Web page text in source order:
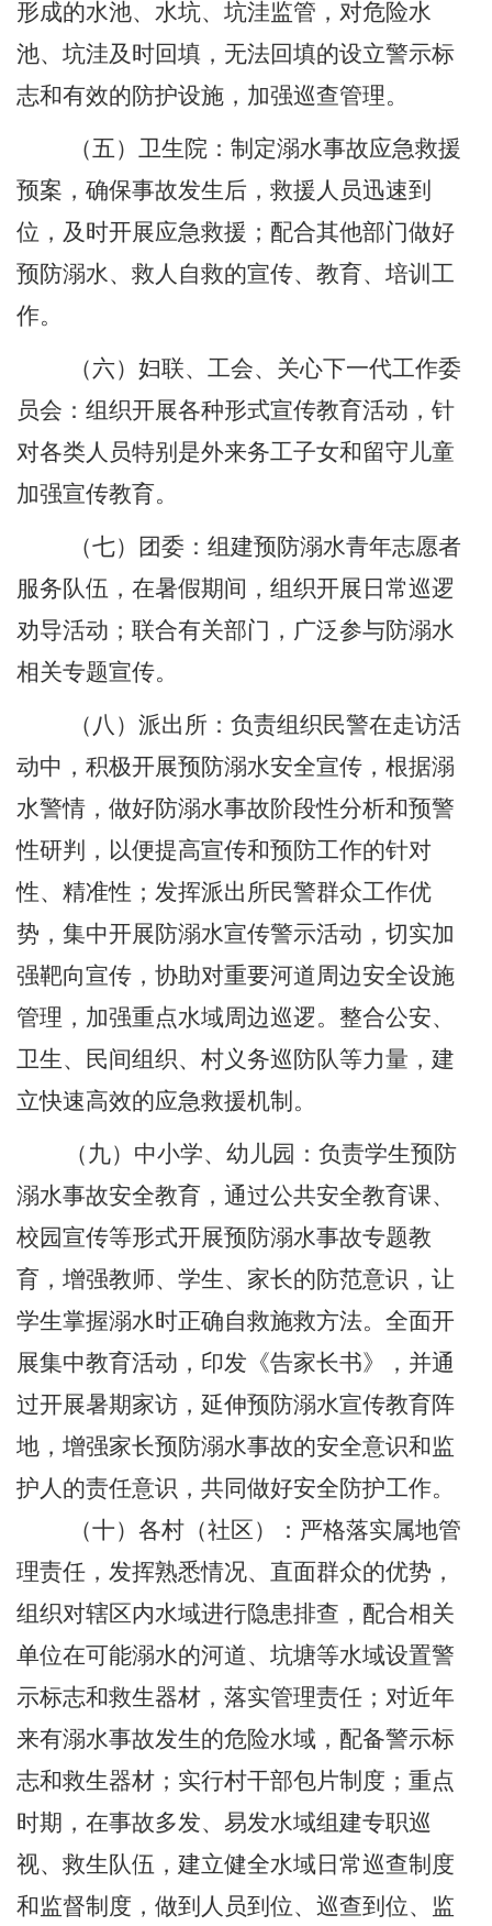
形成的水池、水坑、坑洼监管，对危险水
池、坑洼及时回填，无法回填的设立警示标
志和有效的防护设施，加强巡查管理。
（五）卫生院：制定溺水事故应急救援
预案，确保事故发生后，救援人员迅速到
位，及时开展应急救援 ； 配合其他部门做好
预防溺水、救人自救的宣传、教育、培训工
作。
（六）妇联、工会、 关心下一代工作委
员会 ：组织开展各种形式宣传教育活动，针
对各类人员特别是外来务工子女和留守儿童
加强宣传教育。
（七）团委：组建预防溺水青年志愿者
服务队伍 ，在暑假期间，组织开展日常巡逻
劝导活动；联合有关部门，广泛参与防溺水
相关专题宣传。
（ 八 ）派出所：负责组织民警在走访活
动中，积极开展预防溺水安全宣传，根据溺
水警情，做好防溺水事故阶段性分析和预警
性研判，以便提高宣传和预防工作的针对
性、精准性 ； 发挥派出所民警群众工作优
势，集中开展防溺水宣传警示活动，切实加
强靶向宣传， 协助对重要河道周边安全设施
管理 ， 加强重点水域周边巡逻。整合公安、
卫生、民间组织、村义务巡防队等力量，建
立快速高效的应急救援机制。
（ 九）中小学、 幼儿园 ：负责学生预防
溺水事故安全教育，通过公共安全教育课、
校园宣传等形式开展预防溺水事故专题教
育，增强教师、学生、家长的防范意识，让
学生掌握溺水时正确自救施救方法。全面开
展集中教育活动，印发《告家长书》，并通
过开展暑期家访，延伸预防溺水宣传教育阵
地，增强家长预防溺水事故的安全意识和监
护人的责任意识，共同做好安全防护工作。
（十）各村（社区）：严格落实属地管
理责任，发挥熟悉情况、直面群众的优势，
组织对辖区内水域进行隐患排查，配合相关
单位在可能溺水的河道、坑塘等水域设置警
示标志和救生器材，落实管理责任；对近年
来有溺水事故发生的危险水域，配备警示标
志和救生器材；实行村干部包片制度；重点
时期，在事故多发、易发水域组建专职巡
视、救生队伍，建立健全水域日常巡查制度
和监督制度，做到人员到位、巡查到位、监